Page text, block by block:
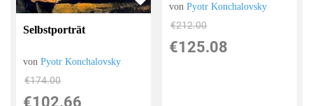
Selbstporträt
vonPyotr Konchalovsky
€174.00
€102.66
vonPyotr Konchalovsky
€212.00
€125.08